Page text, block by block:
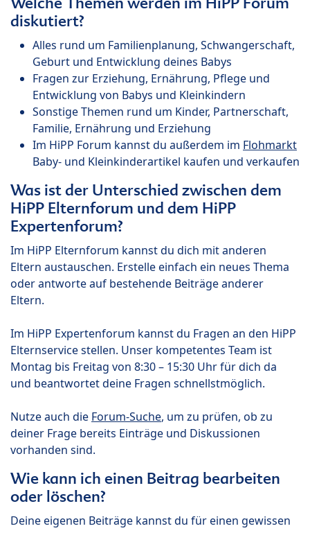
diskutiert?
Alles rund um Familienplanung, Schwangerschaft,
Geburt und Entwicklung deines Babys
Fragen zur Erziehung, Ernährung, Pflege und
Entwicklung von Babys und Kleinkindern
Sonstige Themen rund um Kinder, Partnerschaft,
Familie, Ernährung und Erziehung
Im HiPP Forum kannst du außerdem im Flohmarkt
Baby- und Kleinkinderartikel kaufen und verkaufen
Was ist der Unterschied zwischen dem
HiPP Elternforum und dem HiPP
Expertenforum?
Im HiPP Elternforum kannst du dich mit anderen
Eltern austauschen. Erstelle einfach ein neues Thema
oder antworte auf bestehende Beiträge anderer
Eltern.
Im HiPP Expertenforum kannst du Fragen an den HiPP
Elternservice stellen. Unser kompetentes Team ist
Montag bis Freitag von 8:30 – 15:30 Uhr für dich da
und beantwortet deine Fragen schnellstmöglich.
Nutze auch die Forum-Suche, um zu prüfen, ob zu
deiner Frage bereits Einträge und Diskussionen
vorhanden sind.
Wie kann ich einen Beitrag bearbeiten
oder löschen?
Deine eigenen Beiträge kannst du für einen gewissen